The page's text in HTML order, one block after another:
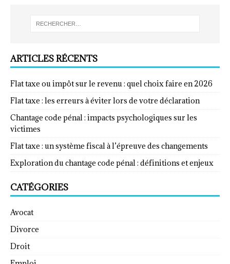
ARTICLES RÉCENTS
Flat taxe ou impôt sur le revenu : quel choix faire en 2026
Flat taxe : les erreurs à éviter lors de votre déclaration
Chantage code pénal : impacts psychologiques sur les
victimes
Flat taxe : un système fiscal à l’épreuve des changements
Exploration du chantage code pénal : définitions et enjeux
CATÉGORIES
Avocat
Divorce
Droit